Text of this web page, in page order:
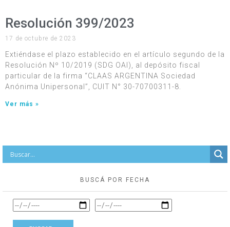
Resolución 399/2023
17 de octubre de 2023
Extiéndase el plazo establecido en el artículo segundo de la
Resolución Nº 10/2019 (SDG OAI), al depósito fiscal
particular de la firma “CLAAS ARGENTINA Sociedad
Anónima Unipersonal”, CUIT N° 30-70700311-8.
Ver más »
BUSCÁ POR FECHA